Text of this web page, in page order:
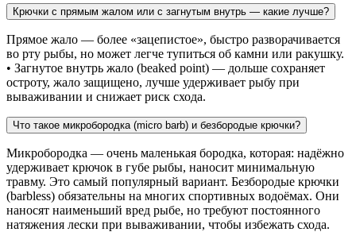
Крючки с прямым жалом или с загнутым внутрь — какие лучше?
Прямое жало — более «зацепистое», быстро разворачивается
во рту рыбы, но может легче тупиться об камни или ракушку.
• Загнутое внутрь жало (beaked point) — дольше сохраняет
остроту, жало защищено, лучше удерживает рыбу при
вываживании и снижает риск схода.
Что такое микробородка (micro barb) и безбородые крючки?
Микробородка — очень маленькая бородка, которая: надёжно
удерживает крючок в губе рыбы, наносит минимальную
травму. Это самый популярный вариант. Безбородые крючки
(barbless) обязательны на многих спортивных водоёмах. Они
наносят наименьший вред рыбе, но требуют постоянного
натяжения лески при вываживании, чтобы избежать схода.